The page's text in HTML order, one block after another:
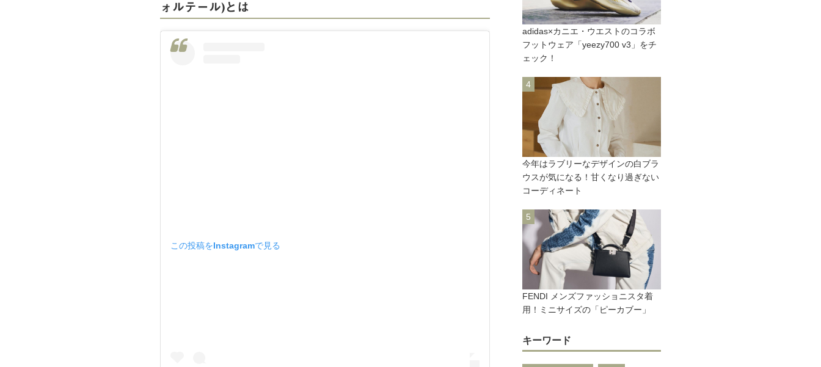
ォルテール)とは
この投稿をInstagramで見る
adidas×カニエ・ウエストのコラボ
フットウェア「yeezy700 v3」をチ
ェック！
今年はラブリーなデザインの白ブラ
ウスが気になる！甘くなり過ぎない
コーディネート
FENDI メンズファッショニスタ着
用！ミニサイズの「ピーカブー」
キーワード